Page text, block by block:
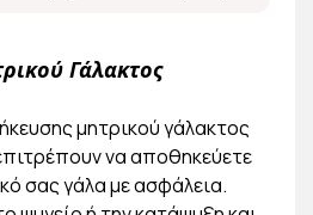
Γάλακτος
μητρικού γάλακτος
να αποθηκεύετε
σας γάλα με ασφάλεια.